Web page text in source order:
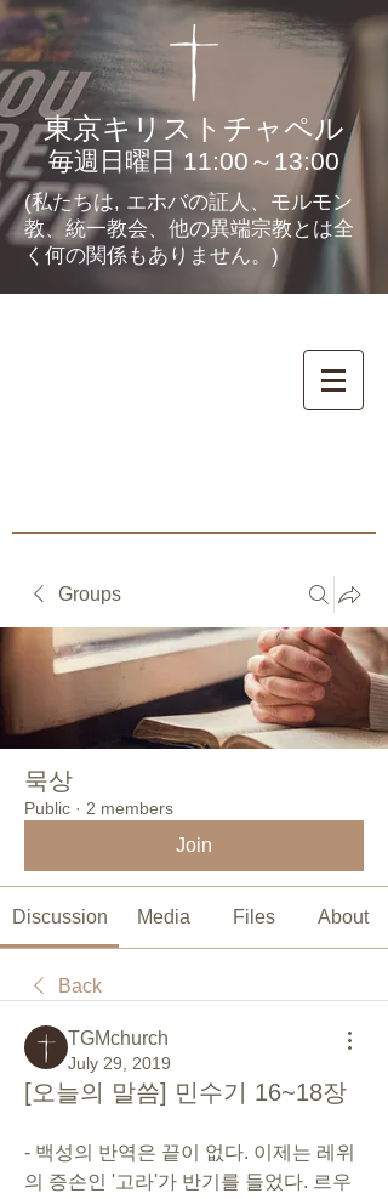
東京キリストチャペル
毎週日曜日 11:00～13:00
(私たちは, エホバの証人、モルモン
教、統一教会、他の異端宗教とは全
く何の関係もありません。)
Groups
묵상
Public · 2 members
Join
Discussion Media Files About
Back
TGMchurch
July 29, 2019
[오늘의 말씀] 민수기 16~18장
- 백성의 반역은 끝이 없다. 이제는 레위
의 증손인 '고라'가 반기를 들었다. 르우